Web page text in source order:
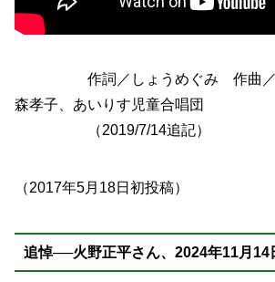
作詞／しょうめぐみ 作曲／
森孝子、あいりす児童合唱団
（2019/7/14追記）
（2017年5月18日初投稿）
追悼──火野正平さん、2024年11月14